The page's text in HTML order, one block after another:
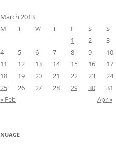
March 2013
M
T W T F S
S
1
2
3
4
5 6 7 8 9
10
11
12 13 14 15 16
17
18
19 20 21 22 23
24
25
26 27 28 29 30
31
« Feb
Apr »
NUAGE